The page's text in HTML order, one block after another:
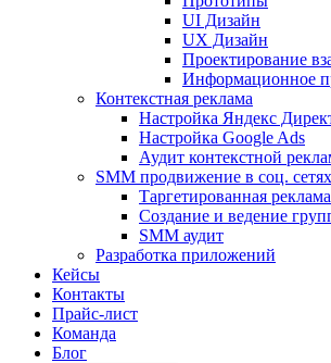
UI Дизайн
UX Дизайн
Проектирование
Информационное
Контекстная реклама
Настройка Яндекс
Настройка Google Ads
Аудит контекстной
SMM продвижение в соц. сетях
Таргетированная реклама
Создание и ведение
SMM аудит
Разработка приложений
Кейсы
Контакты
Прайс-лист
Команда
Блог